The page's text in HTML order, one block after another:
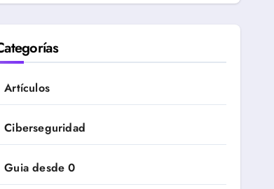
Artículos
Ciberseguridad
Guia desde 0